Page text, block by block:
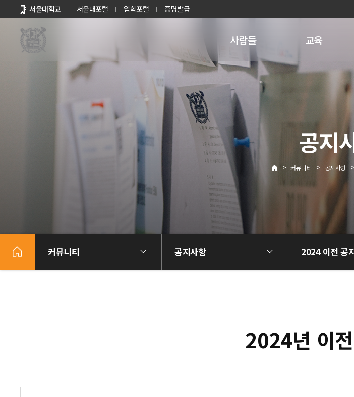
바로가기
메뉴
서울대학교 서울대포털 입학포털 증명발급
사람들 교육
공지
> 커뮤니티 > 공지사항 >
커뮤니티 공지사항 2024 이전 공
2024년 이